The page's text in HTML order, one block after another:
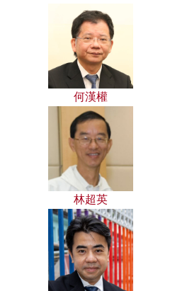
何漢權
林超英